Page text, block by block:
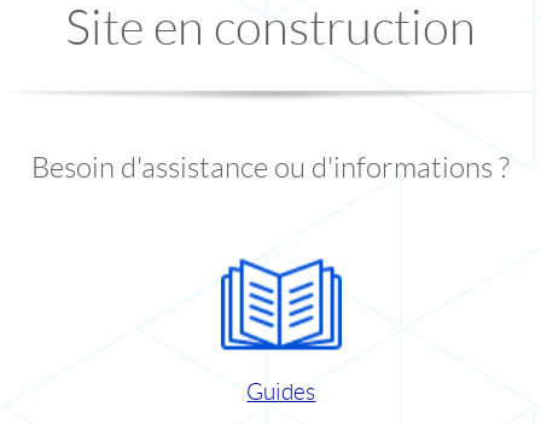
Site en construction
Besoin d'assistance ou d'informations ?
Guides